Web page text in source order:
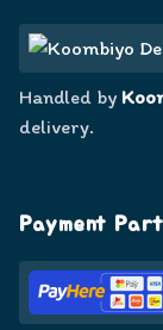
Handled by
delivery.
Payment